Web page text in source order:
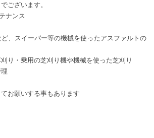
び
管
担
募
ございます。
ナンス
ど、スイーパー等の機械を使ったアスファルトの
り・乗用の芝刈り機や機械を使った芝刈り
お願いする事もあります